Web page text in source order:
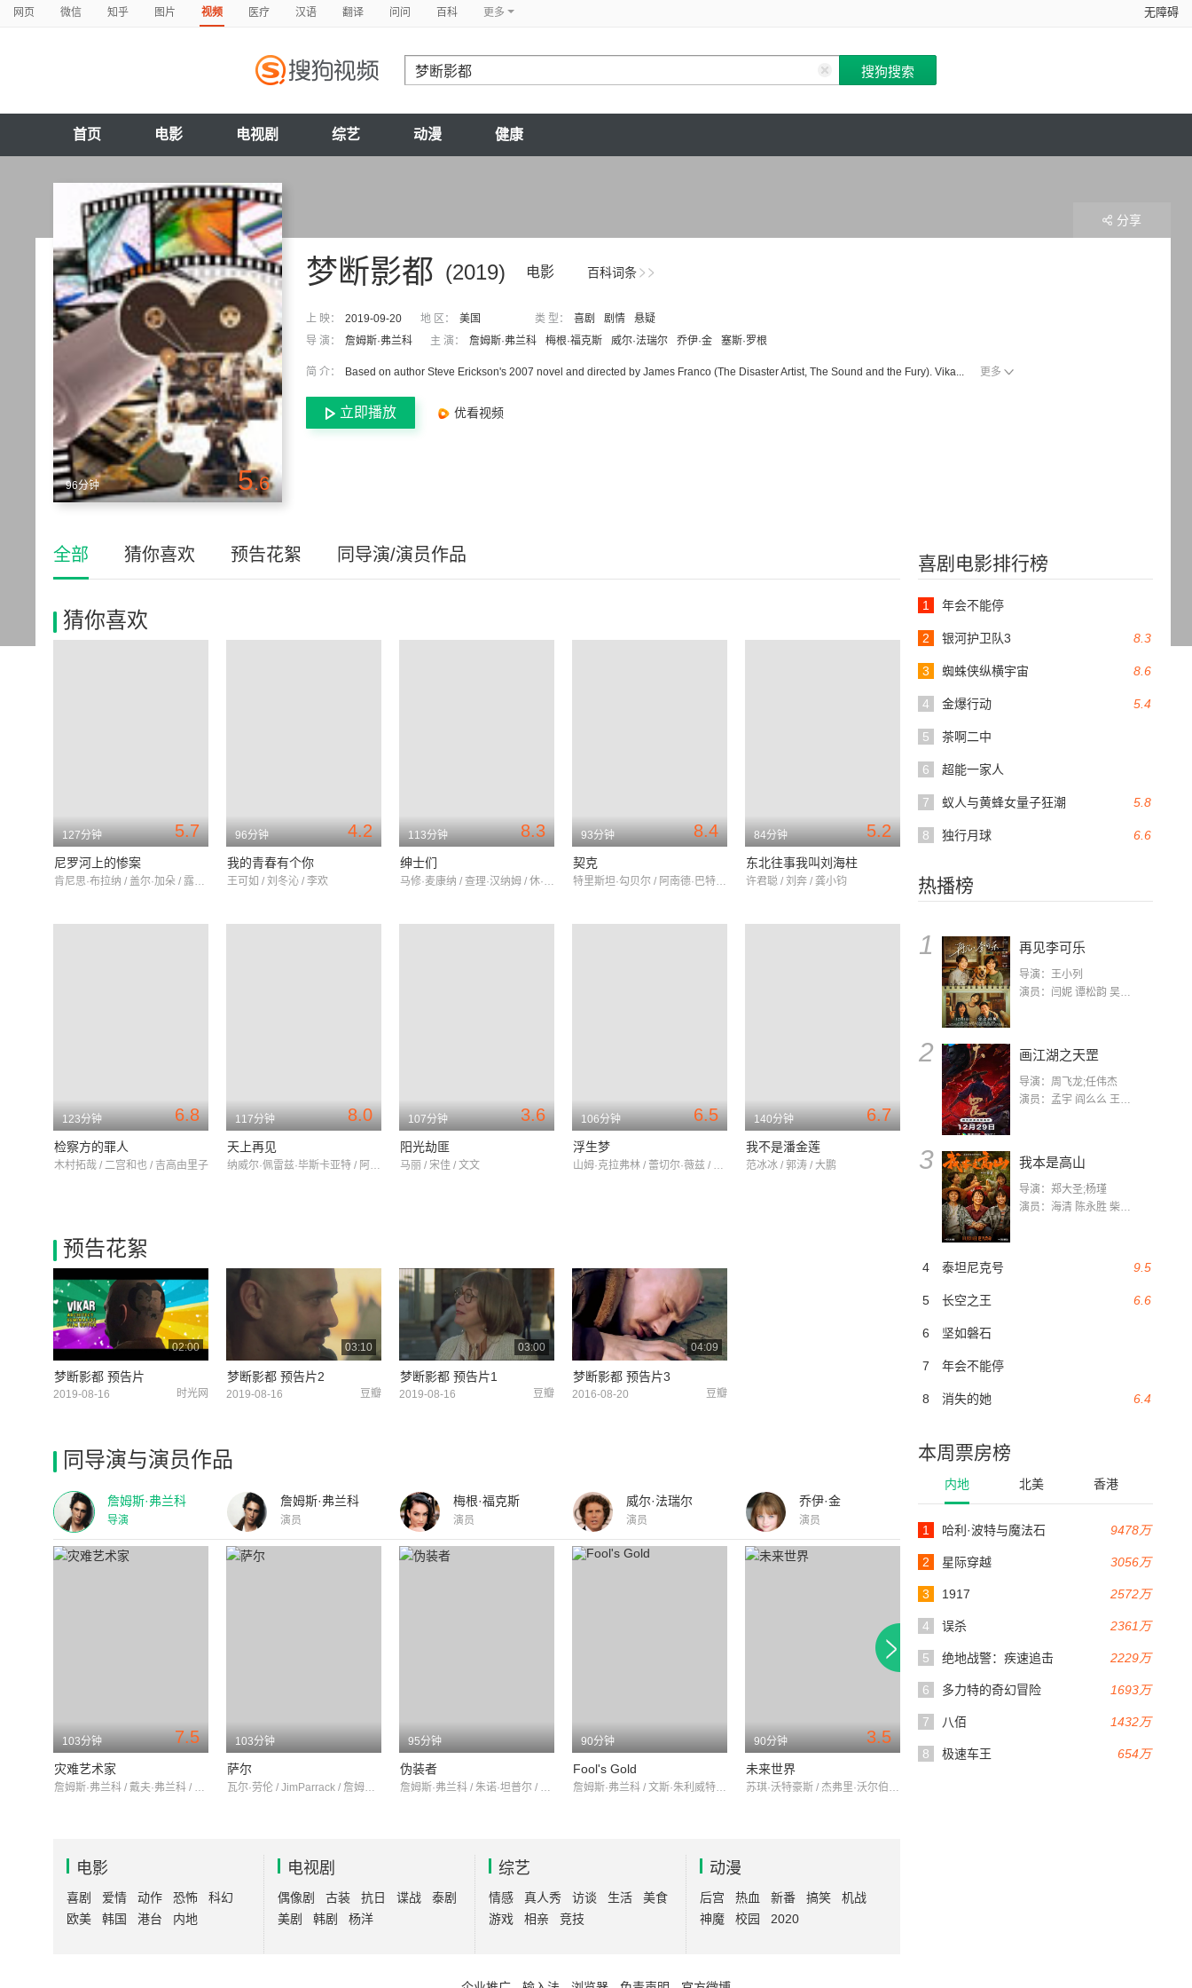
网页 微信 知乎 图片 视频 医疗 汉语 翻译 问问 百科 更多 无障碍
首页 电影 电视剧 综艺 动漫 健康
96分钟 5.6
百科词条
(2019) 电影
梦断影都
上 映： 2019-09-20 地 区： 美国 类 型： 喜剧 剧情
悬疑
导 演：
詹姆斯·弗兰科 主 演： 詹姆斯·弗兰科 梅根·福克斯 威尔·法瑞尔 乔伊·金 塞斯·罗根
简 介： Based on author Steve Erickson's 2007 novel and directed by James Franco (The Disaster Artist, The Sound and the Fury). Vika... 更多
立即播放 优看视频
分享
喜剧电影排行榜
1 年会不能停
8.3
2 银河护卫队3
8.6
3 蜘蛛侠纵横宇宙
5.4
4 金爆行动
5 茶啊二中
6 超能一家人
5.8
7 蚁人与黄蜂女量子狂潮
6.6
8 独行月球
热播榜
1 再见李可乐
导演：王小列
演员：闫妮 谭松韵 吴京 蒋龙 赵小棠 冯雷 李虎城 平安 小七 小可乐
2 画江湖之天罡
导演：周飞龙;任伟杰
演员：孟宇 阎么么 王凯 郭政建 阎萌萌 杨默 高枫 齐斯伽 刘芊含 马程
3 我本是高山
导演：郑大圣;杨瑾
演员：海清 陈永胜 柴烨 王玥婷 万国鹏 美朵达瓦 赵瑞婷 罗解艳 郭莉娜 潘家艳
9.5
4 泰坦尼克号
6.6
5 长空之王
6 坚如磐石
7 年会不能停
6.4
8 消失的她
本周票房榜
内地 北美 香港
9478万
1 哈利·波特与魔法石
3056万
2 星际穿越
2572万
3 1917
2361万
4 误杀
2229万
5 绝地战警：疾速追击
1693万
6 多力特的奇幻冒险
1432万
7 八佰
654万
8 极速车王
全部 猜你喜欢 预告花絮 同导演/演员作品
猜你喜欢
5.7
127分钟
尼罗河上的惨案
肯尼思·布拉纳 / 盖尔·加朵 / 露丝·莱斯利
4.2
96分钟
我的青春有个你
王可如 / 刘冬沁 / 李欢
8.3
113分钟
绅士们
马修·麦康纳 / 查理·汉纳姆 / 休·格兰特
8.4
93分钟
契克
特里斯坦·勾贝尔 / 阿南德·巴特比勒格 / 阿妮娅·文德尔
5.2
84分钟
东北往事我叫刘海柱
许君聪 / 刘奔 / 龚小钧
6.8
123分钟
检察方的罪人
木村拓哉 / 二宫和也 / 吉高由里子
8.0
117分钟
天上再见
纳威尔·佩雷兹·毕斯卡亚特 / 阿尔贝·杜邦泰尔 / 罗兰·拉斐特
3.6
107分钟
阳光劫匪
马丽 / 宋佳 / 文文
6.5
106分钟
浮生梦
山姆·克拉弗林 / 蕾切尔·薇兹 / 伊恩·格雷
6.7
140分钟
我不是潘金莲
范冰冰 / 郭涛 / 大鹏
预告花絮
02:00
梦断影都 预告片
2019-08-16 时光网
03:10
梦断影都 预告片2
2019-08-16 豆瓣
03:00
梦断影都 预告片1
2019-08-16 豆瓣
04:09
梦断影都 预告片3
2016-08-20 豆瓣
同导演与演员作品
詹姆斯·弗兰科
导演
詹姆斯·弗兰科
演员
梅根·福克斯
演员
威尔·法瑞尔
演员
乔伊·金
演员
7.5
103分钟
灾难艺术家
詹姆斯·弗兰科 / 戴夫·弗兰科 / 塞斯·罗根
103分钟
萨尔
瓦尔·劳伦 / JimParrack / 詹姆斯·弗兰科
95分钟
伪装者
詹姆斯·弗兰科 / 朱诺·坦普尔 / 简·利维
90分钟
Fool's Gold
詹姆斯·弗兰科 / 文斯·朱利威特 / 埃里克·波德纳尔
3.5
90分钟
未来世界
苏琪·沃特豪斯 / 杰弗里·沃尔伯格 / 詹姆斯·弗兰科
电影
喜剧 爱情 动作 恐怖
科幻
欧美
韩国 港台 内地
电视剧
偶像剧 古装 抗日 谍战
泰剧
美剧
韩剧 杨洋
综艺
情感 真人秀 访谈 生活
美食
游戏
相亲 竞技
动漫
后宫 热血 新番 搞笑
机战
神魔
校园 2020